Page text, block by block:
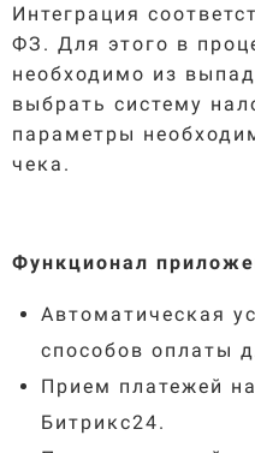
Интеграция
ФЗ. Для этого в
необходимо из
выбрать систему
параметры
чека.
Функционал
Автоматическая
способов оплаты
Прием платежей
Битрикс24.